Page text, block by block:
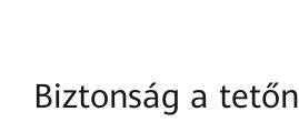
Biztonság a tetőn